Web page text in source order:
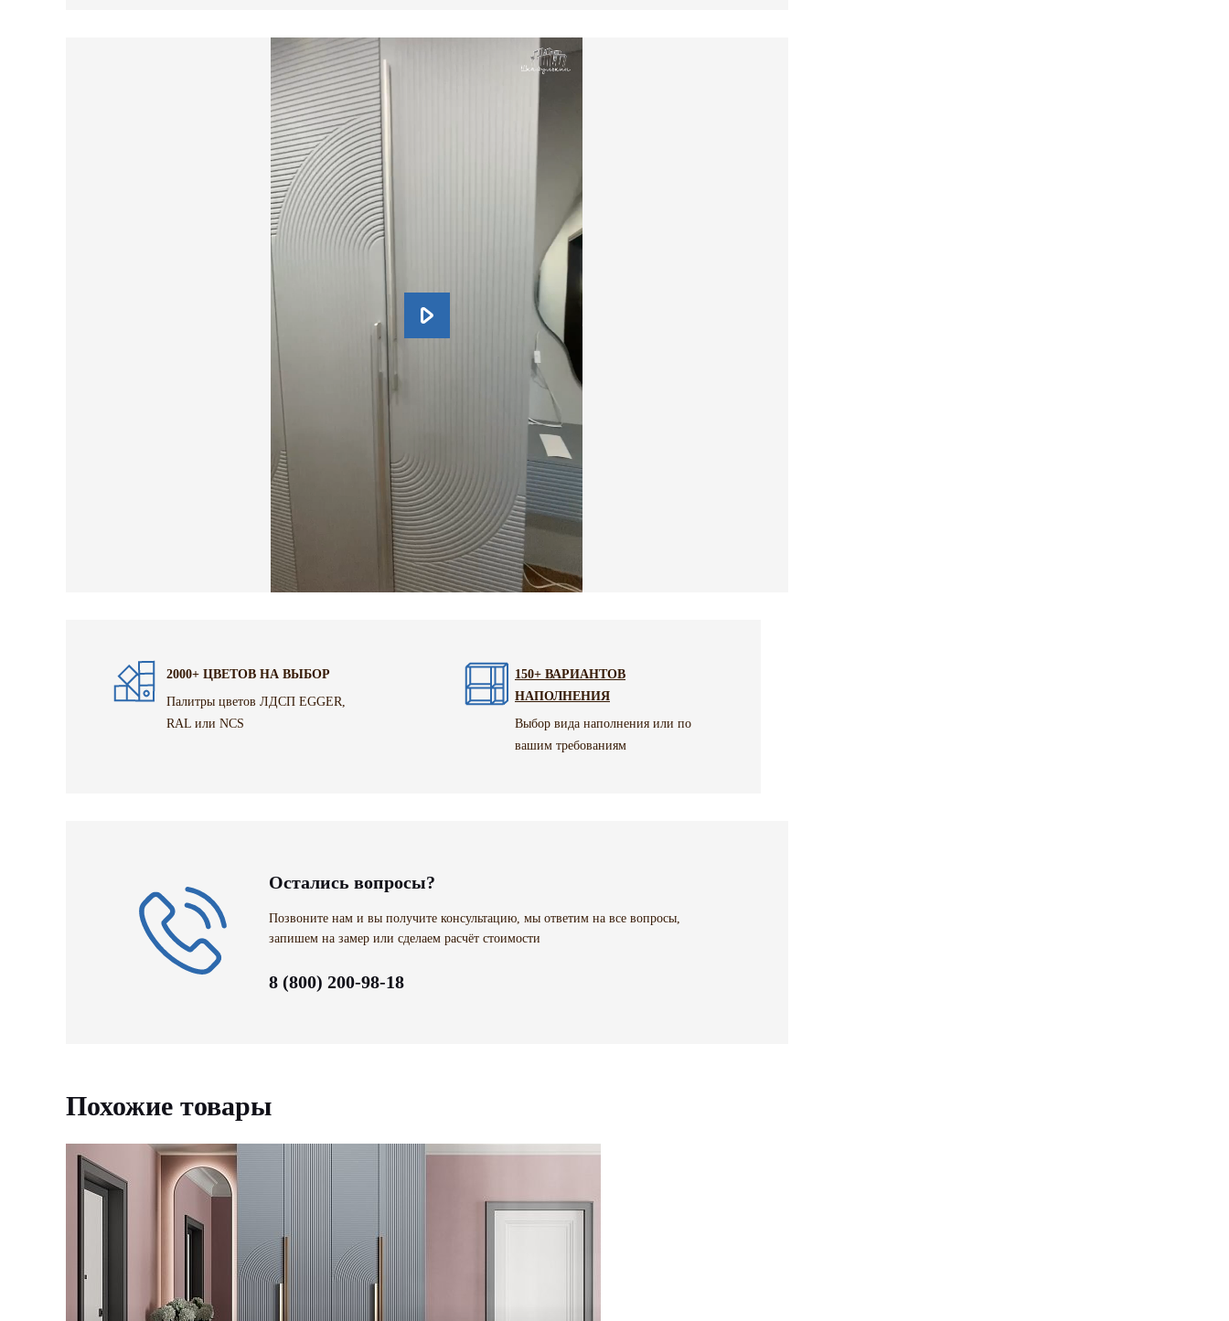
2000+ ЦВЕТОВ НА ВЫБОР
Палитры цветов ЛДСП EGGER,
RAL или NCS
150+ ВАРИАНТОВ
НАПОЛНЕНИЯ
Выбор вида наполнения или по
вашим требованиям
Остались вопросы?
Позвоните нам и вы получите консультацию, мы ответим на все вопросы,
запишем на замер или сделаем расчёт стоимости
8 (800) 200-98-18
Похожие товары